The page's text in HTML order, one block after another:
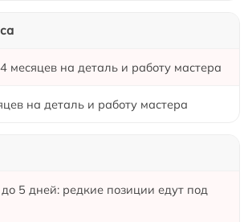
месяцев на деталь и работу мастера
на деталь и работу мастера
5 дней: редкие позиции едут под